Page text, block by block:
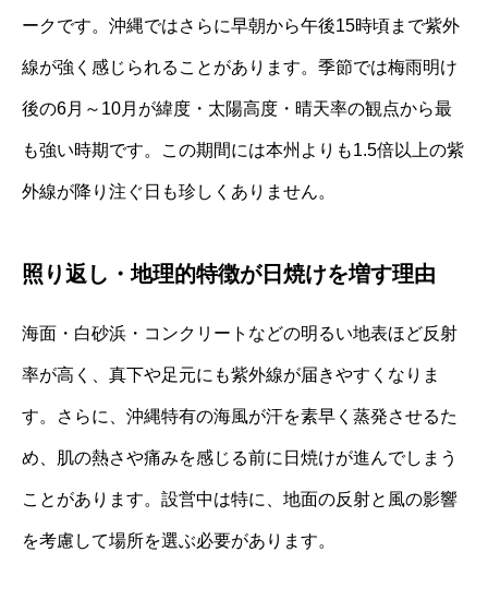
ークです。沖縄ではさらに早朝から午後15時頃まで紫外
線が強く感じられることがあります。季節では梅雨明け
後の6月～10月が緯度・太陽高度・晴天率の観点から最
も強い時期です。この期間には本州よりも1.5倍以上の紫
外線が降り注ぐ日も珍しくありません。
照り返し・地理的特徴が日焼けを増す理由
海面・白砂浜・コンクリートなどの明るい地表ほど反射
率が高く、真下や足元にも紫外線が届きやすくなりま
す。さらに、沖縄特有の海風が汗を素早く蒸発させるた
め、肌の熱さや痛みを感じる前に日焼けが進んでしまう
ことがあります。設営中は特に、地面の反射と風の影響
を考慮して場所を選ぶ必要があります。